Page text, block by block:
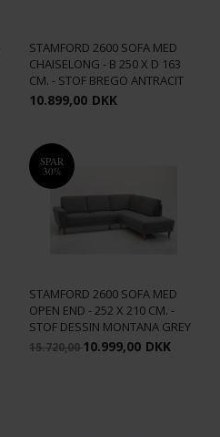
STAMFORD 2600 SOFA MED
CHAISELONG - B 250 X D 163
CM. - STOF BREGO ANTRACIT
10.899,00 DKK
SPAR
30%
STAMFORD 2600 SOFA MED
OPEN END - 252 X 210 CM. -
STOF DESSIN MONTANA GREY
15.720,0010.999,00 DKK